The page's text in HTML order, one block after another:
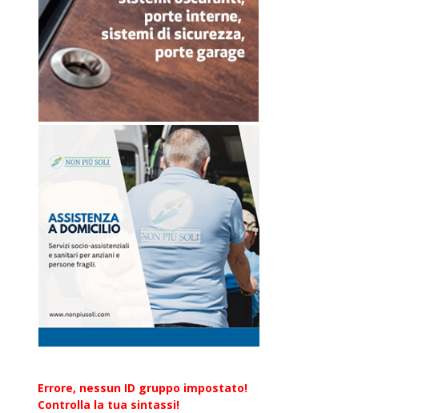
Errore, nessun ID gruppo impostato!
Controlla la tua sintassi!